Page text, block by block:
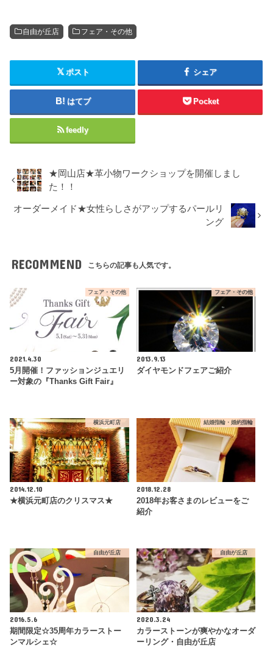
自由が丘店 フェア・その他
ポスト シェア
はてブ Pocket
feedly
★岡山店★革小物ワークショップを開催しまし
た！！
オーダーメイド★女性らしさがアップするパールリ
ング
RECOMMEND こちらの記事も人気です。
フェア・その他
2021.4.30
5月開催！ファッションジュエリ
ー対象の『Thanks Gift Fair』
フェア・その他
2013.9.13
ダイヤモンドフェアご紹介
横浜元町店
2014.12.10
★横浜元町店のクリスマス★
結婚指輪・婚約指輪
2018.12.28
2018年お客さまのレビューをご
紹介
自由が丘店
2016.5.6
期間限定☆35周年カラーストー
ンマルシェ☆
自由が丘店
2020.3.24
カラーストーンが爽やかなオーダ
ーリング・自由が丘店